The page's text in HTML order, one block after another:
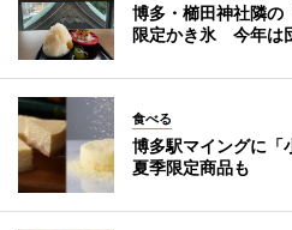
博多・櫛田神社隣の
限定かき氷 今年は
食べる
博多駅マイングに
夏季限定商品も